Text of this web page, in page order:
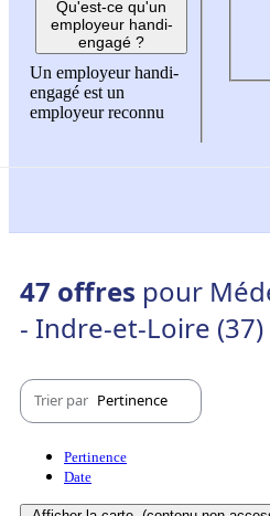
Qu'est-ce qu'un
employeur handi-
engagé ?
Un employeur handi-
engagé est un
employeur reconnu
47 offres pour
- Indre-et-Loire (37)
Trier par Pertinence
Pertinence
Date